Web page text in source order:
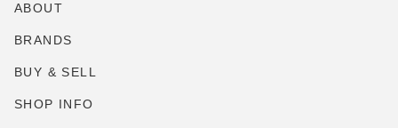
ABOUT
BRANDS
BUY & SELL
SHOP INFO